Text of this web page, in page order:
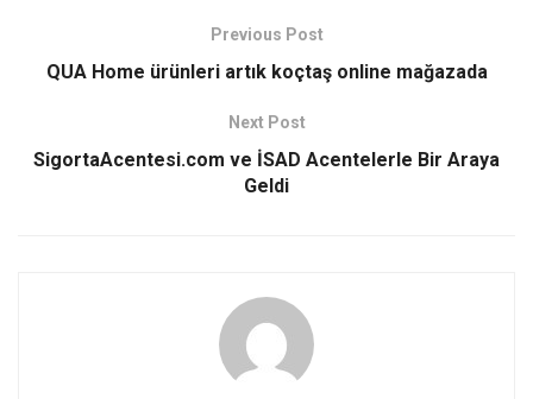
Previous Post
QUA Home ürünleri artık koçtaş online mağazada
Next Post
SigortaAcentesi.com ve İSAD Acentelerle Bir Araya
Geldi